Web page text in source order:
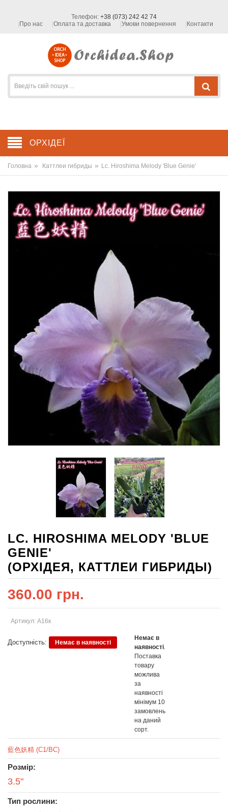
Телефон: +38 (073) 242 42 74
Про нас
Оплата та доставка Умови повернення Контакти
ОРХІДЕЇ
Головна » Каттлеи гибриды » Lc. Hiroshima Melody 'Blue Genie'
LC. HIROSHIMA MELODY 'BLUE
GENIE'
(ОРХІДЕЯ, КАТТЛЕИ ГИБРИДЫ)
360.00 грн.
Артикул: А16к
Доступність: Немає в наявності
Немає в
наявності
Поставка
товару
можлива
за
наявності
мінімум 10
замовлень
на даний
сорт.
藍色妖精 (C1/BC)
Розмір:
3.5"
Тип рослини: